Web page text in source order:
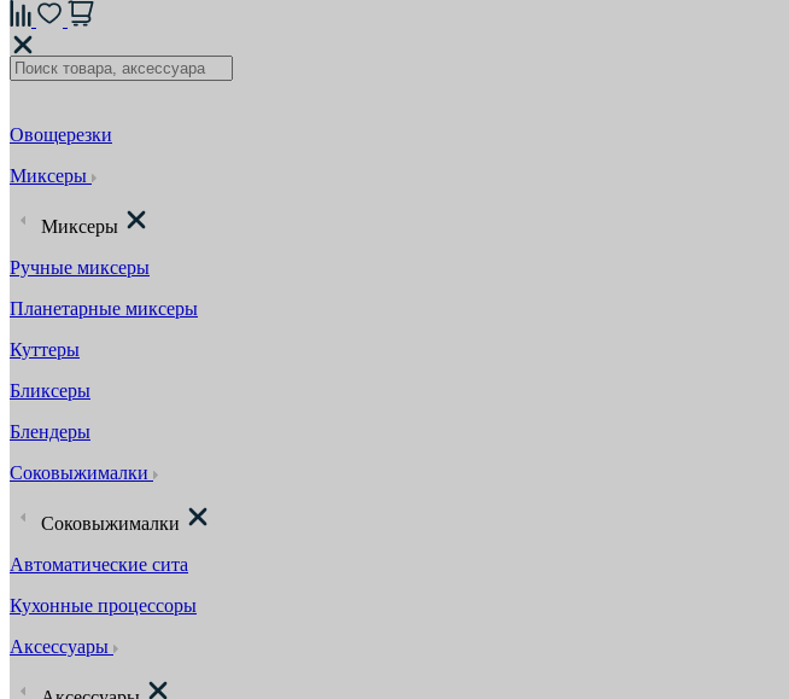
Овощерезки
Миксеры
Миксеры
Ручные миксеры
Планетарные миксеры
Куттеры
Бликсеры
Блендеры
Соковыжималки
Соковыжималки
Автоматические сита
Кухонные процессоры
Аксессуары